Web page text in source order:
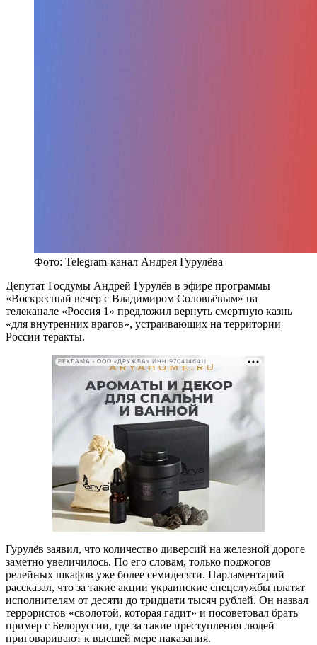
Фото: Telegram-канал Андрея Гурулёва
Депутат Госдумы Андрей Гурулёв в эфире программы
«Воскресный вечер с Владимиром Соловьёвым» на
телеканале «Россия 1» предложил вернуть смертную казнь
«для внутренних врагов», устраивающих на территории
России теракты.
РЕКЛАМА • ООО «ДРУЖБА» ИНН 9704146411
Гурулёв заявил, что количество диверсий на железной дороге
заметно увеличилось. По его словам, только поджогов
релейных шкафов уже более семидесяти. Парламентарий
рассказал, что за такие акции украинские спецслужбы платят
исполнителям от десяти до тридцати тысяч рублей. Он назвал
террористов «сволотой, которая гадит» и посоветовал брать
пример с Белоруссии, где за такие преступления людей
приговаривают к высшей мере наказания.